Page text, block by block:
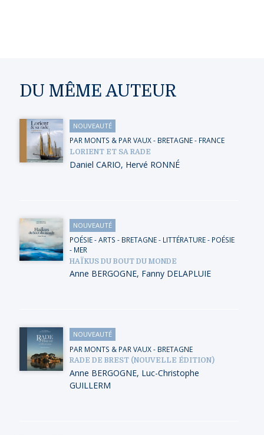
DU MÊME AUTEUR
NOUVEAUTÉ
PAR MONTS & PAR VAUX- BRETAGNE- FRANCE
LORIENT ET SA RADE
Daniel CARIO, Hervé RONNÉ
NOUVEAUTÉ
POÉSIE-ARTS - BRETAGNE- LITTÉRATURE - POÉSIE
- MER
HAÏKUS DU BOUT DU MONDE
Anne BERGOGNE, Fanny DELAPLUIE
NOUVEAUTÉ
PAR MONTS & PAR VAUX- BRETAGNE
RADE DE BREST (NOUVELLE ÉDITION)
Anne BERGOGNE, Luc-Christophe
GUILLERM